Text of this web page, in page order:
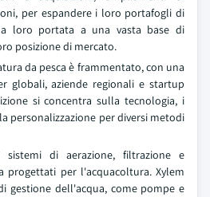
per espandere i loro portafogli di
loro portata a una vasta base di
posizione di mercato.
da pesca è frammentato, con una
globali, aziende regionali e startup
si concentra sulla tecnologia, i
personalizzazione per diversi metodi
sistemi di aerazione, filtrazione e
progettati per l'acquacoltura. Xylem
gestione dell'acqua, come pompe e